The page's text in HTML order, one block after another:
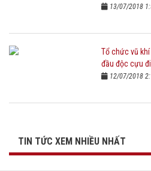
13/07/2018
Tổ chức vũ
đầu độc cựu
12/07/2018
TIN TỨC XEM NHIỀU NHẤT